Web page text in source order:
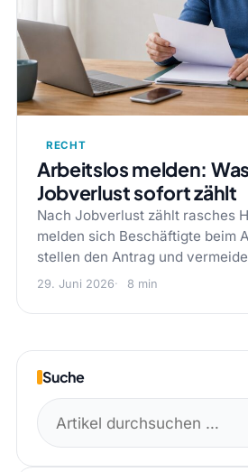
RECHT
Arbeitslos melden:
Jobverlust sofort zählt
Nach Jobverlust zählt rasches
melden sich Beschäftigte beim
stellen den Antrag und
29. Juni 2026 8 min
Suche
Suchen
nach: